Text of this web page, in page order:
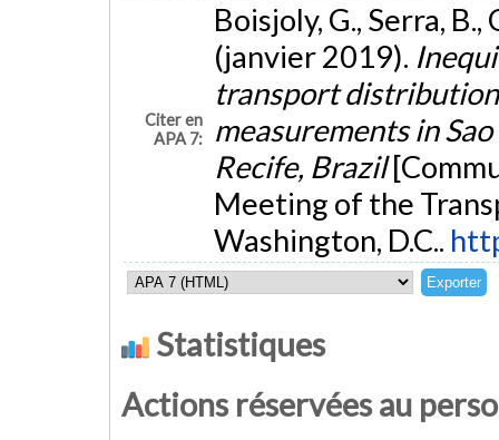
Citer en
APA 7:
Boisjoly, G., Serra,
(janvier 2019).
transport
measurements in
Recife, Brazil
Meeting of the
Washington, D.C..
Statistiques
Actions réservées au